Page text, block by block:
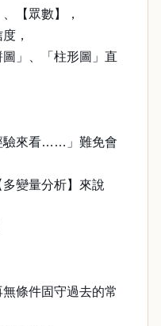
【眾數】，
，
圖」、「柱形圖」直
驗來看……」難免會
變量分析】來說
無條件固守過去的常